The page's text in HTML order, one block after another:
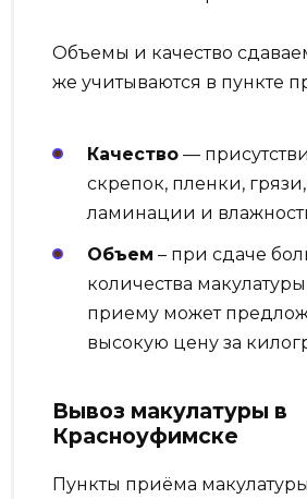
Объемы и качество
же учитываются в пункте
Качество —
скрепок, пленки, грязи,
ламинации и
Объем – при сдаче
количества
приему может
высокую цену за
Вывоз макулатуры в
Красноуфимске
Пункты приёма макулатуры